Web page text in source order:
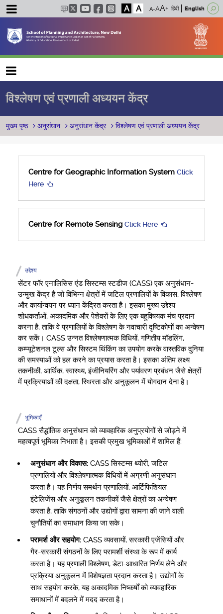
A A हिंदी English
Main navigation
विश्लेषण एवं प्रणाली अध्ययन केंद्र
पग चिन्ह
मुख्य पृष्ठ अनुसंधान अनुसंधान केंद्र विश्लेषण एवं प्रणाली अध्ययन केंद्र
Centre for Geographic Information System Click
Here
Centre for Remote Sensing Click Here
उद्देश्य
सेंटर फॉर एनालिसिस एंड सिस्टम्स स्टडीज (CASS) एक अनुसंधान-
उन्मुख केंद्र है जो विभिन्न क्षेत्रों में जटिल प्रणालियों के विकास, विश्लेषण
और कार्यान्वयन पर ध्यान केंद्रित करता है। इसका मुख्य उद्देश्य
शोधकर्ताओं, अकादमिक और पेशेवरों के लिए एक बहुविषयक मंच प्रदान
करना है, ताकि वे प्रणालियों के विश्लेषण के नवाचारी दृष्टिकोणों का अन्वेषण
कर सकें। CASS उन्नत विश्लेषणात्मक विधियों, गणितीय मॉडलिंग,
कम्प्यूटेशनल टूल्स और सिस्टम थिंकिंग का उपयोग करके वास्तविक दुनिया
की समस्याओं को हल करने का प्रयास करता है। इसका अंतिम लक्ष्य
तकनीकी, आर्थिक, स्वास्थ्य, इंजीनियरिंग और पर्यावरण प्रबंधन जैसे क्षेत्रों
में प्रक्रियाओं की दक्षता, स्थिरता और अनुकूलन में योगदान देना है।
भूमिकाएँ
CASS सैद्धांतिक अनुसंधान को व्यावहारिक अनुप्रयोगों से जोड़ने में
महत्वपूर्ण भूमिका निभाता है। इसकी प्रमुख भूमिकाओं में शामिल हैं:
अनुसंधान और विकास: CASS सिस्टम्स थ्योरी, जटिल
प्रणालियों और विश्लेषणात्मक विधियों में अग्रणी अनुसंधान
करता है। यह निर्णय समर्थन प्रणालियों, आर्टिफिशियल
इंटेलिजेंस और अनुकूलन तकनीकों जैसे क्षेत्रों का अन्वेषण
करता है, ताकि संगठनों और उद्योगों द्वारा सामना की जाने वाली
चुनौतियों का समाधान किया जा सके।
परामर्श और सहयोग: CASS व्यवसायों, सरकारी एजेंसियों और
गैर-सरकारी संगठनों के लिए परामर्शी संस्था के रूप में कार्य
करता है। यह प्रणाली विश्लेषण, डेटा-आधारित निर्णय लेने और
प्रक्रिया अनुकूलन में विशेषज्ञता प्रदान करता है। उद्योगों के
साथ सहयोग करके, यह अकादमिक निष्कर्षों को व्यावहारिक
समाधानों में बदलने में मदद करता है।